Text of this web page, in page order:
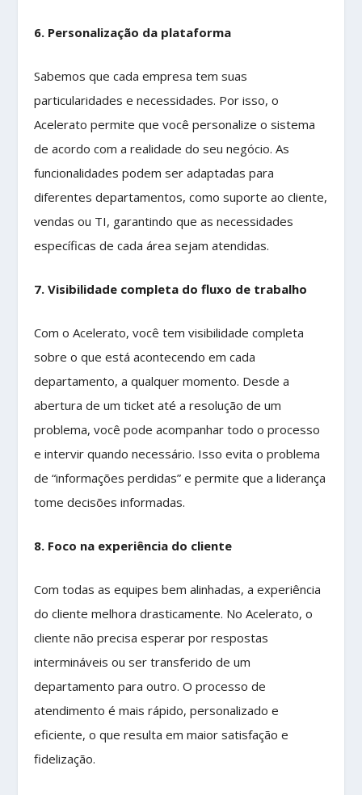
6. Personalização da plataforma
Sabemos que cada empresa tem suas
particularidades e necessidades. Por isso, o
Acelerato permite que você personalize o sistema
de acordo com a realidade do seu negócio. As
funcionalidades podem ser adaptadas para
diferentes departamentos, como suporte ao cliente,
vendas ou TI, garantindo que as necessidades
específicas de cada área sejam atendidas.
7. Visibilidade completa do fluxo de trabalho
Com o Acelerato, você tem visibilidade completa
sobre o que está acontecendo em cada
departamento, a qualquer momento. Desde a
abertura de um ticket até a resolução de um
problema, você pode acompanhar todo o processo
e intervir quando necessário. Isso evita o problema
de “informações perdidas” e permite que a liderança
tome decisões informadas.
8. Foco na experiência do cliente
Com todas as equipes bem alinhadas, a experiência
do cliente melhora drasticamente. No Acelerato, o
cliente não precisa esperar por respostas
intermináveis ou ser transferido de um
departamento para outro. O processo de
atendimento é mais rápido, personalizado e
eficiente, o que resulta em maior satisfação e
fidelização.